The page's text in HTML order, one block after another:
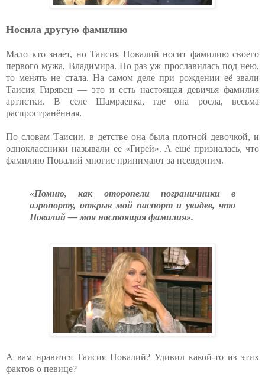
Носила другую фамилию
Мало кто знает, но Таисия Повалий носит фамилию своего
первого мужа, Владимира. Но раз уж прославилась под нею,
то менять не стала. На самом деле при рождении её звали
Таисия Гирявец — это и есть настоящая девичья фамилия
артистки. В селе Шамраевка, где она росла, весьма
распространённая.
По словам Таисии, в детстве она была плотной девочкой, и
одноклассники называли её «Гирей». А ещё призналась, что
фамилию Повалий многие принимают за псевдоним.
«Помню, как оторопели пограничники в
аэропорту, открыв мой паспорт и увидев, что
Повалий — моя настоящая фамилия».
А вам нравится Таисия Повалий? Удивил какой-то из этих
фактов о певице?